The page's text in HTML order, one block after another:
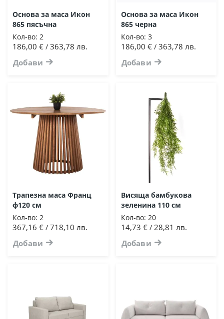
Основа за маса Икон
865 пясъчна
Кол-во: 2
186,00 € / 363,78 лв.
Добави
Основа за маса Икон
865 черна
Кол-во: 3
186,00 €/ 363,78 лв.
Добави
Трапезна маса Франц
ф120 см
Кол-во: 2
367,16 € / 718,10 лв.
Добави
Висяща бамбукова
зеленина 110 см
Кол-во: 20
14,73 €/ 28,81 лв.
Добави